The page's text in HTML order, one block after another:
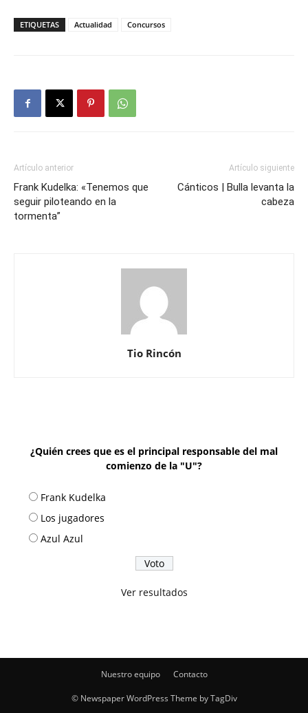
ETIQUETAS Actualidad Concursos
Artículo anterior
Frank Kudelka: «Tenemos que
seguir piloteando en la
tormenta”
Artículo siguiente
Cánticos | Bulla levanta la
cabeza
Tio Rincón
¿Quién crees que es el principal responsable del mal
comienzo de la "U"?
Frank Kudelka
Los jugadores
Azul Azul
Ver resultados
Nuestro equipo Contacto
© Newspaper WordPress Theme by TagDiv